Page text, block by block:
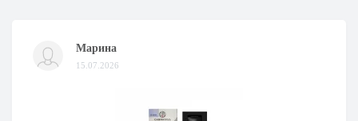
Марина
15.07.2026